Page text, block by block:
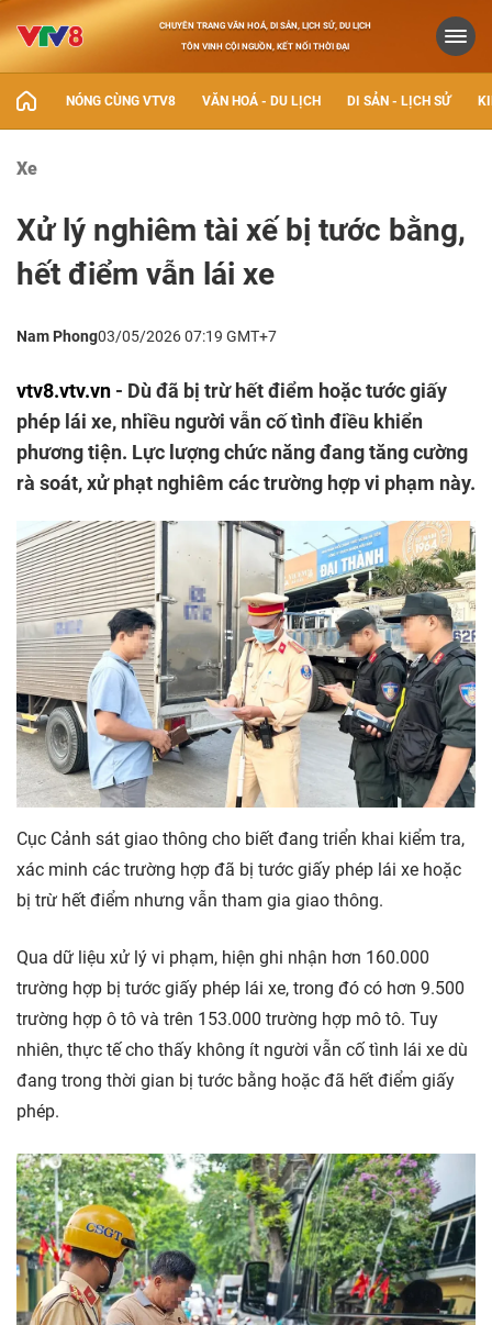
CHUYÊN TRANG VĂN HOÁ, DI SẢN, LỊCH SỬ, DU LỊCH
TÔN VINH CỘI NGUỒN, KẾT NỐI THỜI ĐẠI
NÓNG CÙNG VTV8 VĂN HOÁ - DU LỊCH DI SẢN - LỊCH SỬ
Xe
Xử lý nghiêm tài xế bị tước bằng,
hết điểm vẫn lái xe
Nam Phong03/05/2026 07:19 GMT+7
vtv8.vtv.vn - Dù đã bị trừ hết điểm hoặc tước giấy
phép lái xe, nhiều người vẫn cố tình điều khiển
phương tiện. Lực lượng chức năng đang tăng cường
rà soát, xử phạt nghiêm các trường hợp vi phạm này.
Cục Cảnh sát giao thông cho biết đang triển khai kiểm tra,
xác minh các trường hợp đã bị tước giấy phép lái xe hoặc
bị trừ hết điểm nhưng vẫn tham gia giao thông.
Qua dữ liệu xử lý vi phạm, hiện ghi nhận hơn 160.000
trường hợp bị tước giấy phép lái xe, trong đó có hơn 9.500
trường hợp ô tô và trên 153.000 trường hợp mô tô. Tuy
nhiên, thực tế cho thấy không ít người vẫn cố tình lái xe dù
đang trong thời gian bị tước bằng hoặc đã hết điểm giấy
phép.